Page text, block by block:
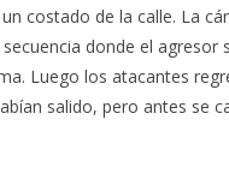
costado de la calle. La
donde el agresor
Luego los atacantes
salido, pero antes se